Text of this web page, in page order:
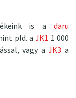
is a daru
pld. aJK1 1 000
vagy aJK3 a